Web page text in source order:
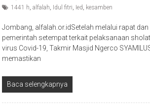
1441 h,alfalah, Idul fitri, Ied, kesamben
Jombang, alfalah.or.idSetelah melalui rapat
pemerintah setempat terkait pelaksanaan
virus Covid-19, Takmir Masjid Ngerco
memastikan
Baca selengkapnya